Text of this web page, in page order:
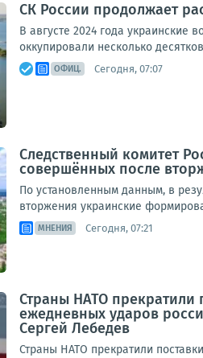
СК России продолжает
В августе 2024 года украинские
оккупировали несколько
ОФИЦ. Сегодня, 07:07
Следственный комитет
совершённых после
По установленным данным, в
вторжения украинские
МНЕНИЯ Сегодня, 07:21
Страны НАТО прекратили
ежедневных ударов
Сергей Лебедев
Страны НАТО прекратили